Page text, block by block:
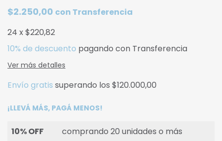
$2.250,00 con Transferencia
24 x$220,82
10% de descuento pagando con Transferencia
Ver más detalles
Envío gratis superando los $120.000,00
¡LLEVÁ MÁS, PAGÁ MENOS!
10% OFF
comprando 20 unidades o más